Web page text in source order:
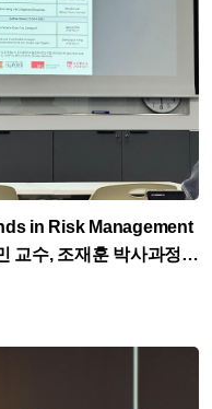
in Risk Management
교수, 조재훈 박사과정,